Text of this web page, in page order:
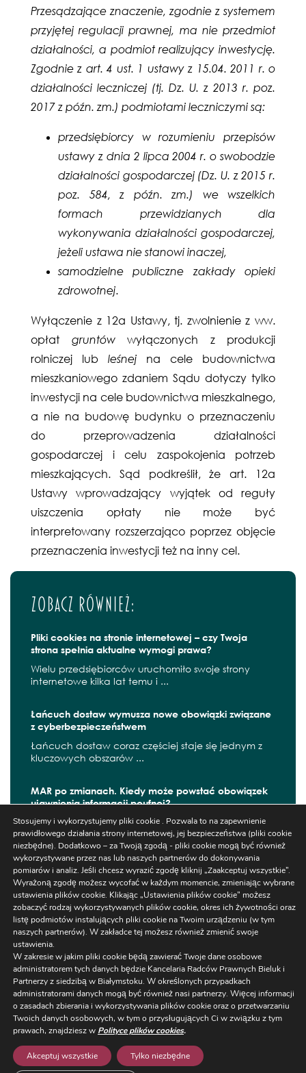
Przesądzające znaczenie, zgodnie z systemem
przyjętej regulacji prawnej, ma nie przedmiot
działalności, a podmiot realizujący inwestycję.
Zgodnie z art. 4 ust. 1 ustawy z 15.04. 2011 r. o
działalności leczniczej (tj. Dz. U. z 2013 r. poz.
2017 z późn. zm.) podmiotami leczniczymi są:
przedsiębiorcy w rozumieniu przepisów
ustawy z dnia 2 lipca 2004 r. o swobodzie
działalności gospodarczej (Dz. U. z 2015 r.
poz. 584, z późn. zm.) we wszelkich
formach przewidzianych dla
wykonywania działalności gospodarczej,
jeżeli ustawa nie stanowi inaczej,
samodzielne publiczne zakłady opieki
zdrowotnej.
Wyłączenie z 12a Ustawy, tj. zwolnienie z ww.
opłat gruntówwyłączonych z produkcji
rolniczej lub leśnej na cele budownictwa
mieszkaniowego zdaniem Sądu dotyczy tylko
inwestycji na cele budownictwa mieszkalnego,
a nie na budowę budynku o przeznaczeniu
do przeprowadzenia działalności
gospodarczej i celu zaspokojenia potrzeb
mieszkających. Sąd podkreślił, że art. 12a
Ustawy wprowadzający wyjątek od reguły
uiszczenia opłaty nie może być
interpretowany rozszerzająco poprzez objęcie
przeznaczenia inwestycji też na inny cel.
Zobacz również:
Pliki cookies na stronie internetowej – czy Twoja
strona spełnia aktualne wymogi prawa?
Wielu przedsiębiorców uruchomiło swoje strony
internetowe kilka lat temu i ...
Łańcuch dostaw wymusza nowe obowiązki związane
z cyberbezpieczeństwem
Łańcuch dostaw coraz częściej staje się jednym z
kluczowych obszarów ...
MAR po zmianach. Kiedy może powstać obowiązek
ujawnienia informacji poufnej?
W czerwcu 2026 r. zaczęły obowiązywać kolejne
zmiany wynikające z ...
Szukaj
NEWSLETTER Regulaminy/RODO /
Ustawienia
Cookies
ul. Warszawska 14 lok. 3, 15-063 Białystok,
kancelaria@bieluk.pl/ oddział w Warszawie: ul.
Stosujemy i wykorzystujemy pliki cookie . Pozwala to na zapewnienie
prawidłowego działania strony internetowej, jej bezpieczeństwa (pliki cookie
niezbędne). Dodatkowo – za Twoją zgodą - pliki cookie mogą być również
wykorzystywane przez nas lub naszych partnerów do dokonywania
pomiarów i analiz. Jeśli chcesz wyrazić zgodę kliknij „Zaakceptuj wszystkie”.
Wyrażoną zgodę możesz wycofać w każdym momencie, zmieniając wybrane
ustawienia plików cookie. Klikając „Ustawienia plików cookie” możesz
zobaczyć rodzaj wykorzystywanych plików cookie, okres ich żywotności oraz
listę podmiotów instalujących pliki cookie na Twoim urządzeniu (w tym
naszych partnerów). W zakładce tej możesz również zmienić swoje
ustawienia.
W zakresie w jakim pliki cookie będą zawierać Twoje dane osobowe
administratorem tych danych będzie Kancelaria Radców Prawnych Bieluk i
Partnerzy z siedzibą w Białymstoku. W określonych przypadkach
administratorami danych mogą być również nasi partnerzy. Więcej informacji
o zasadach zbierania i wykorzystywania plików cookie oraz o przetwarzaniu
Twoich danych osobowych, w tym o przysługujących Ci w związku z tym
prawach, znajdziesz w Polityce plików cookies.
Akceptuj wszystkie Tylko niezbędne